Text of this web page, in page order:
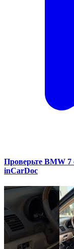
Проверьте BMW
inCarDoc